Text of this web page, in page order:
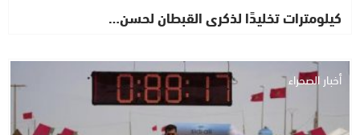
كيلومترات تخليدًا لذكرى القبطان لحسن…
أخبار الصحراء